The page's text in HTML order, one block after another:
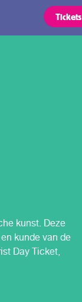
typen
uw regio naar
Tickets
kunst. Deze
kunde van de
Day Ticket,